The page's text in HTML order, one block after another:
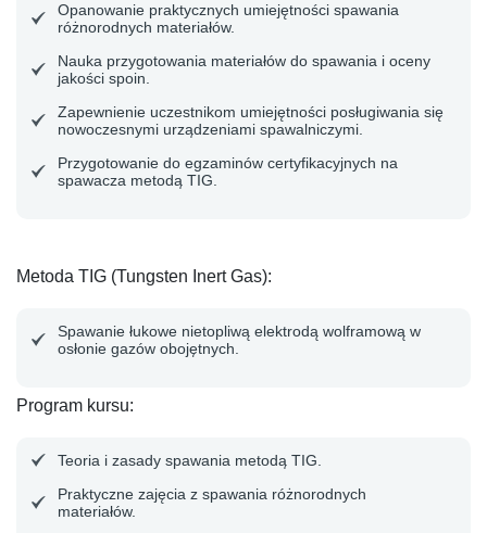
Opanowanie praktycznych umiejętności spawania
różnorodnych materiałów.
Nauka przygotowania materiałów do spawania i oceny
jakości spoin.
Zapewnienie uczestnikom umiejętności posługiwania się
nowoczesnymi urządzeniami spawalniczymi.
Przygotowanie do egzaminów certyfikacyjnych na
spawacza metodą TIG.
Metoda TIG (Tungsten Inert Gas):
Spawanie łukowe nietopliwą elektrodą wolframową w
osłonie gazów obojętnych.
Program kursu:
Teoria i zasady spawania metodą TIG.
Praktyczne zajęcia z spawania różnorodnych
materiałów.